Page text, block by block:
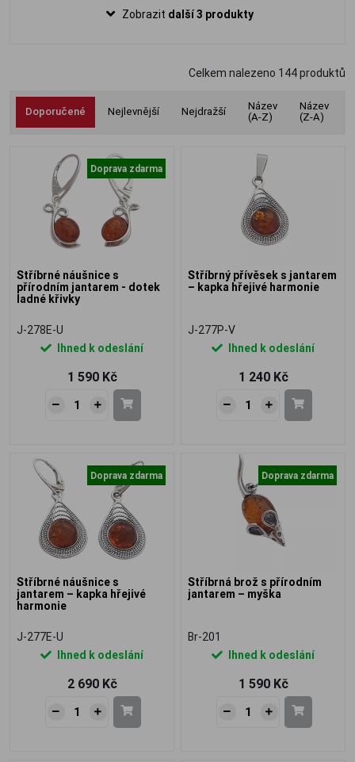
šperk inspirovaný světlem a plynutím.
Zobrazit další 3 produkty
Celkem nalezeno 144produktů
Doporučené Nejlevnější Nejdražší
Název
(A-Z)
Název
(Z-A)
Doprava zdarma
Stříbrné náušnice s
přírodním jantarem - dotek
ladné křivky
J-278E-U
Ihned k odeslání
1 590 Kč
Stříbrný přívěsek s jantarem
– kapka hřejivé harmonie
J-277P-V
Ihned k odeslání
1 240 Kč
Doprava zdarma
Stříbrné náušnice s
jantarem – kapka hřejivé
harmonie
J-277E-U
Ihned k odeslání
2 690 Kč
Doprava zdarma
Stříbrná brož s přírodním
jantarem – myška
Br-201
Ihned k odeslání
1 590 Kč